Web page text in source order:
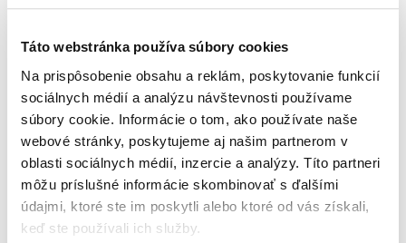
Táto webstránka používa súbory cookies
Na prispôsobenie obsahu a reklám, poskytovanie funkcií
sociálnych médií a analýzu návštevnosti používame
súbory cookie. Informácie o tom, ako používate naše
webové stránky, poskytujeme aj našim partnerom v
oblasti sociálnych médií, inzercie a analýzy. Títo partneri
môžu príslušné informácie skombinovať s ďalšími
údajmi, ktoré ste im poskytli alebo ktoré od vás získali,
keď ste používali ich služby.
(vitamín B1) 1,1 mg.
Príprava: Zohrejte 120 ml mlieka na cca 50 °C. Pridajte 4
lyžičky kaše (cca 15 g) a dobre premiešajte. Pred podávaním
skontrolujte teplotu.
Skladovanie: Skladujte pri teplote 8–20 °C.
Distribútor:Baby-bio, s. r. o.
OPÝTAŤ SA STRÁŽIŤ
Súvisiaci tovar